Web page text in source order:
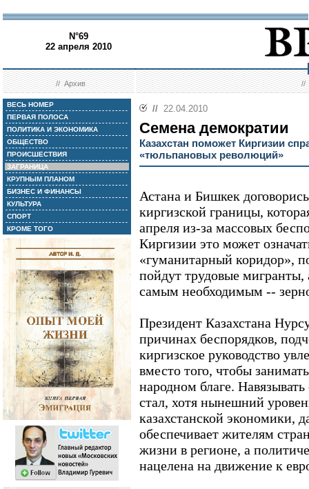
N°69
22 апреля 2010
//Архив //
ВЕСЬ НОМЕР
ПЕРВАЯ ПОЛОСА
ПОЛИТИКА И ЭКОНОМИКА
ОБЩЕСТВО
ПРОИСШЕСТВИЯ
ЗАГРАНИЦА
КРУПНЫМ ПЛАНОМ
БИЗНЕС И ФИНАНСЫ
КУЛЬТУРА
СПОРТ
КРОМЕ ТОГО
// 22.04.2010
Семена демократии
Казахстан поможет Киргизии
«тюльпановых революций»
Астана и Бишкек
киргизской границы,
апреля из-за массовых
Киргизии это может
«гуманитарный коридор»,
пойдут трудовые
самым необходимым --
Президент Казахстана
причинах беспорядков,
киргизское руководство
вместо того, чтобы
народном благе.
стал, хотя нынешний
казахстанской экономики,
обеспечивает жителям
жизни в регионе, а
нацелена на движение к